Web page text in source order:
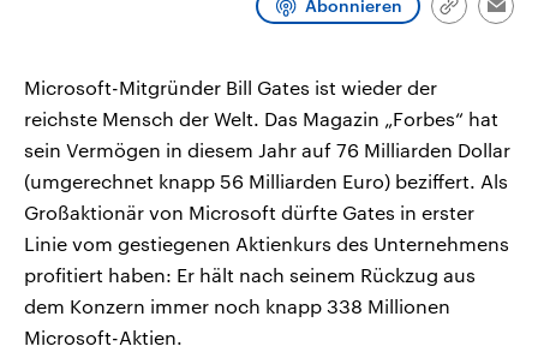
Abonnieren
Link
Microsoft-Mitgründer Bill Gates ist wieder der
reichste Mensch der Welt. Das Magazin „Forbes“ hat
sein Vermögen in diesem Jahr auf 76 Milliarden Dollar
(umgerechnet knapp 56 Milliarden Euro) beziffert. Als
Großaktionär von Microsoft dürfte Gates in erster
Linie vom gestiegenen Aktienkurs des Unternehmens
profitiert haben: Er hält nach seinem Rückzug aus
dem Konzern immer noch knapp 338 Millionen
Microsoft-Aktien.